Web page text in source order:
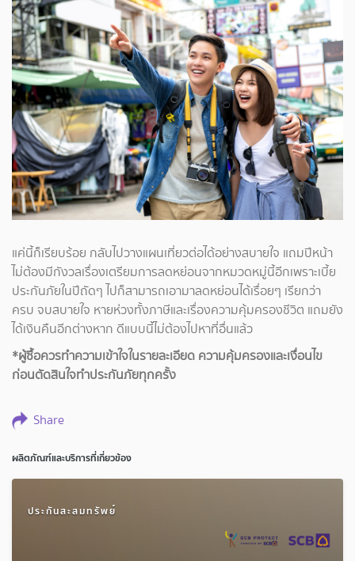
แค่นี้ก็เรียบร้อย กลับไปวางแผนเที่ยวต่อได้อย่างสบายใจ แถมปีหน้า
ไม่ต้องมีกังวลเรื่องเตรียมการลดหย่อนจากหมวดหมู่นี้อีกเพราะเบี้ย
ประกันภัยในปีถัดๆ ไปก็สามารถเอามาลดหย่อนได้เรื่อยๆ เรียกว่า
ครบ จบสบายใจ หายห่วงทั้งภาษีและเรื่องความคุ้มครองชีวิต แถมยัง
ได้เงินคืนอีกต่างหาก ดีแบบนี้ไม่ต้องไปหาที่อื่นแล้ว
*ผู้ซื้อควรทำความเข้าใจในรายละเอียด ความคุ้มครองและเงื่อนไข
ก่อนตัดสินใจทำประกันภัยทุกครั้ง
Share
ผลิตภัณฑ์และบริการที่เกี่ยวข้อง
ประกันสะสมทรัพย์